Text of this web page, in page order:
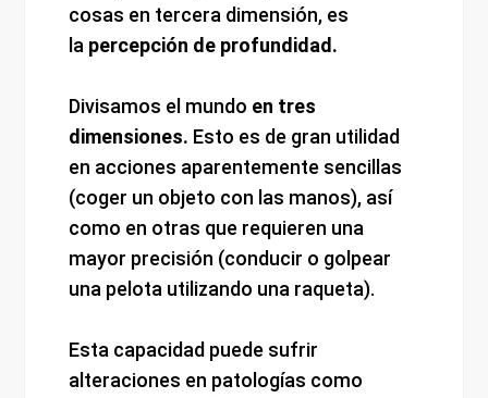
cosas en tercera dimensión, es
la percepción de profundidad.
Divisamos el mundo en tres
dimensiones. Esto es de gran utilidad
en acciones aparentemente sencillas
(coger un objeto con las manos), así
como en otras que requieren una
mayor precisión (conducir o golpear
una pelota utilizando una raqueta).
Esta capacidad puede sufrir
alteraciones en patologías como